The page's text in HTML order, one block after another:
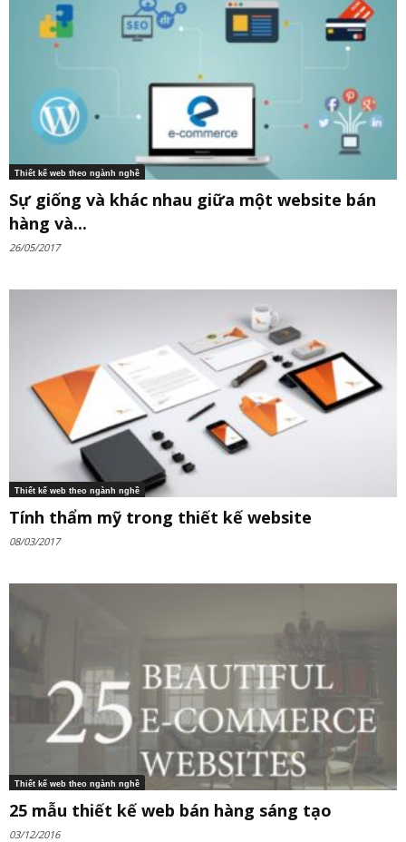
Thiết kế web theo ngành nghề
Sự giống và khác nhau giữa một website bán
hàng và...
26/05/2017
Thiết kế web theo ngành nghề
Tính thẩm mỹ trong thiết kế website
08/03/2017
Thiết kế web theo ngành nghề
25 mẫu thiết kế web bán hàng sáng tạo
03/12/2016